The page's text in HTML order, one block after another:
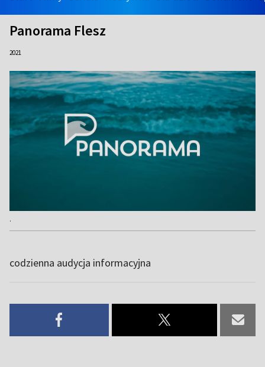
Panorama Flesz
2021
.
codzienna audycja informacyjna